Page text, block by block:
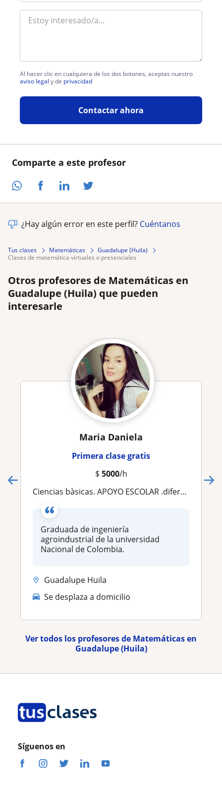
Comparte a este profesor
Al hacer clic en cualquiera de los dos botones, aceptas nuestro
aviso legal y de privacidad
Contactar ahora
¿Hay algún error en este perfil? Cuéntanos
Tus clases Matemáticas
Guadalupe (Huila)
clases de matemática virtuales o presenciales
Otros profesores de Matemáticas en
Guadalupe (Huila) que pueden
interesarle
Maria Daniela
Primera clase gratis
$ 5000/h
Ciencias bàsicas. APOYO ESCOLAR .diferentes areas
Graduada de ingeniería
agroindustrial de la universidad
Nacional de Colombia.
Guadalupe Huila
Se desplaza a domicilio
Ver todos los profesores de Matemáticas en
Guadalupe (Huila)
Síguenos en